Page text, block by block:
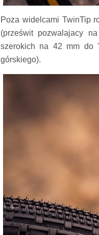
Poza widelcami TwinTip
(prześwit pozwalajacy
szerokich na 42 mm do
górskiego).